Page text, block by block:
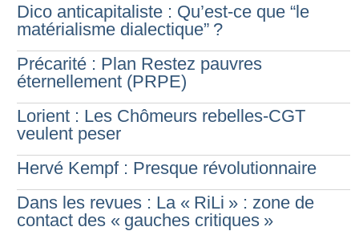
Dico anticapitaliste : Qu’est-ce que “le
matérialisme dialectique” ?
Précarité : Plan Restez pauvres
éternellement (PRPE)
Lorient : Les Chômeurs rebelles-CGT
veulent peser
Hervé Kempf : Presque révolutionnaire
Dans les revues : La « RiLi » : zone de
contact des « gauches critiques »